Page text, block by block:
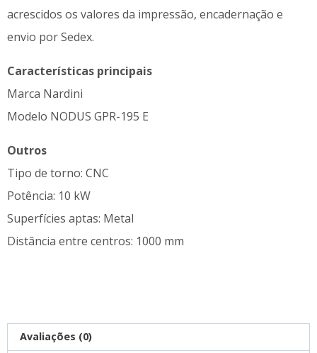
acrescidos os valores da impressão, encadernação e
envio por Sedex.
Características principais
Marca Nardini
Modelo NODUS GPR-195 E
Outros
Tipo de torno: CNC
Potência: 10 kW
Superfícies aptas: Metal
Distância entre centros: 1000 mm
Avaliações (0)